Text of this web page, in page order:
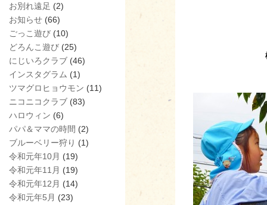
お別れ遠足 (2)
お知らせ (66)
ごっこ遊び (10)
どろんこ遊び (25)
にじいろクラブ (46)
インスタグラム (1)
ツマグロヒョウモン (11)
ニコニコクラブ (83)
ハロウィン (6)
パパ＆ママの時間 (2)
ブルーベリー狩り (1)
令和元年10月 (19)
令和元年11月 (19)
令和元年12月 (14)
令和元年5月 (23)